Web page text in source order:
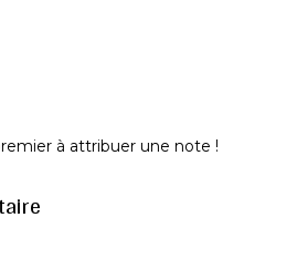
à attribuer une note !